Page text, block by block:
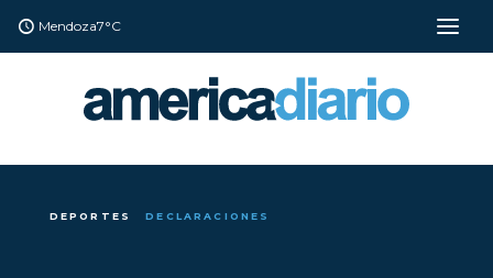
Mendoza7°C
DEPORTES DECLARACIONES